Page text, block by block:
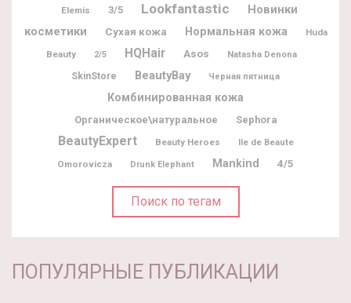
Elemis 3/5 Lookfantastic
Новинки
косметики
Сухая кожа Нормальная кожа
Huda
Beauty
2/5 HQHair Asos
Natasha Denona
SkinStore
BeautyBay Черная пятница
Комбинированная кожа
Органическое\натуральное Sephora
BeautyExpert Beauty Heroes
Ile de Beaute
Omorovicza
Drunk Elephant Mankind 4/5
Поиск по тегам
ПОПУЛЯРНЫЕ ПУБЛИКАЦИИ